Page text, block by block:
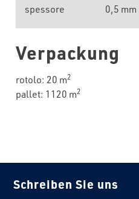
spessore 0,5 mm
Verpackung
rotolo: 20 m2
pallet: 1120 m2
Schreiben Sie uns